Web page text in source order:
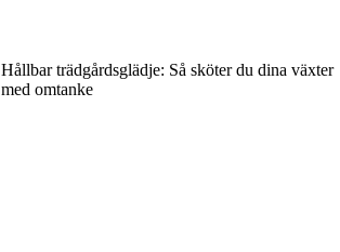
Hållbar trädgårdsglädje: Så sköter du dina växter
med omtanke